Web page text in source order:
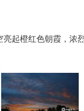
起橙红色朝霞，